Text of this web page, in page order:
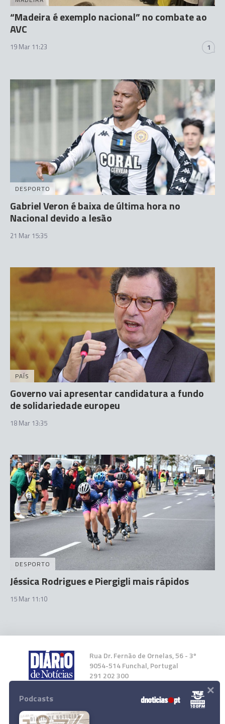
“Madeira é exemplo nacional” no combate ao
AVC
19 Mar 11:23 1
DESPORTO
Gabriel Veron é baixa de última hora no
Nacional devido a lesão
21 Mar 15:35
PAÍS
Governo vai apresentar candidatura a fundo
de solidariedade europeu
18 Mar 13:35
DESPORTO
Jéssica Rodrigues e Piergigli mais rápidos
15 Mar 11:10
Rua Dr. Fernão de Ornelas, 56 - 3º
9054-514 Funchal, Portugal
291 202 300
Instale a nossa App
Podcasts ×